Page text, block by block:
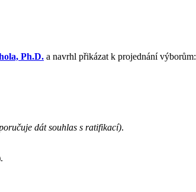
Ph.D. a navrhl přikázat k projednání výborům:
dát souhlas s ratifikací).